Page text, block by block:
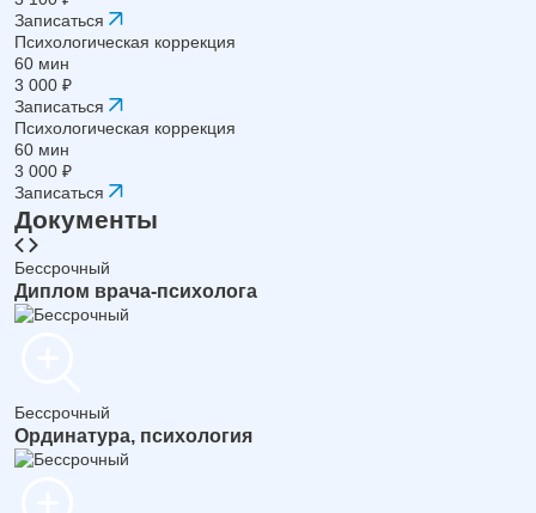
Записаться
Психологическая коррекция
60 мин
3 000 ₽
Записаться
Психологическая коррекция
60 мин
3 000 ₽
Записаться
Документы
Бессрочный
Диплом врача-психолога
Бессрочный
Ординатура, психология